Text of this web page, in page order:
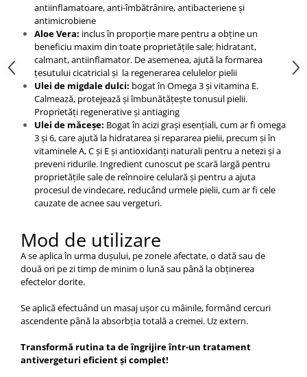
antiinflamatoare, anti-îmbătrânire, antibacteriene și
antimicrobiene
Aloe Vera: inclus în proporție mare pentru a obține un
beneficiu maxim din toate proprietățile sale: hidratant,
calmant, antiinflamator. De asemenea, ajută la formarea
țesutului cicatricial și la regenerarea celulelor pielii
Ulei de migdale dulci: bogat în Omega 3 și vitamina E.
Calmează, protejează și îmbunătățește tonusul pielii.
Proprietăți regenerative și antiaging
Ulei de măceșe: Bogat în acizi grași esențiali, cum ar fi omega
3 și 6, care ajută la hidratarea și repararea pielii, precum și în
vitaminele A, C și E și antioxidanți naturali pentru a netezi și a
preveni ridurile. Ingredient cunoscut pe scară largă pentru
proprietățile sale de reînnoire celulară și pentru a ajuta
procesul de vindecare, reducând urmele pielii, cum ar fi cele
cauzate de acnee sau vergeturi.
Mod de utilizare
A se aplica în urma dușului, pe zonele afectate, o dată sau de
două ori pe zi timp de minim o lună sau până la obținerea
efectelor dorite.
Se aplică efectuând un masaj ușor cu mâinile, formând cercuri
ascendente până la absorbția totală a cremei. Uz extern.
Transformă rutina ta de îngrijire într-un tratament
antivergeturi eficient și complet!